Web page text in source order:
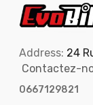
Address: 24
Contactez-
0667129821